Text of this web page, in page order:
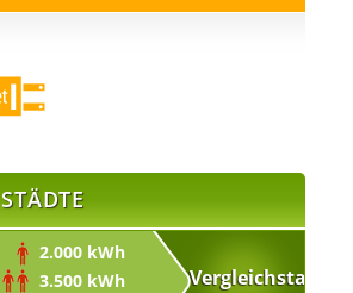
STÄDTE
2.000 kWh
3.500 kWh